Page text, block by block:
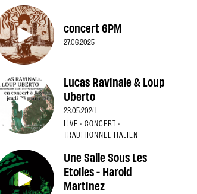
concert 6PM
27.06.2025
Lucas Ravinale & Loup
Uberto
23.05.2024
LIVE · CONCERT ·
TRADITIONNEL ITALIEN
Une Salle Sous Les
Etoiles - Harold
Martinez